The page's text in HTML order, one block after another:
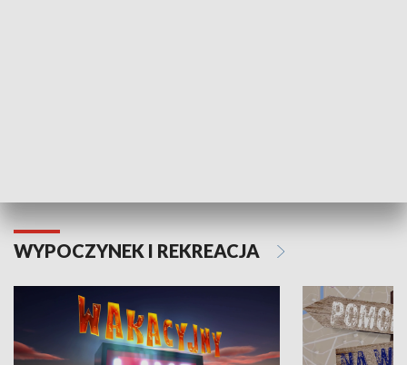
WYPOCZYNEK I REKREACJA